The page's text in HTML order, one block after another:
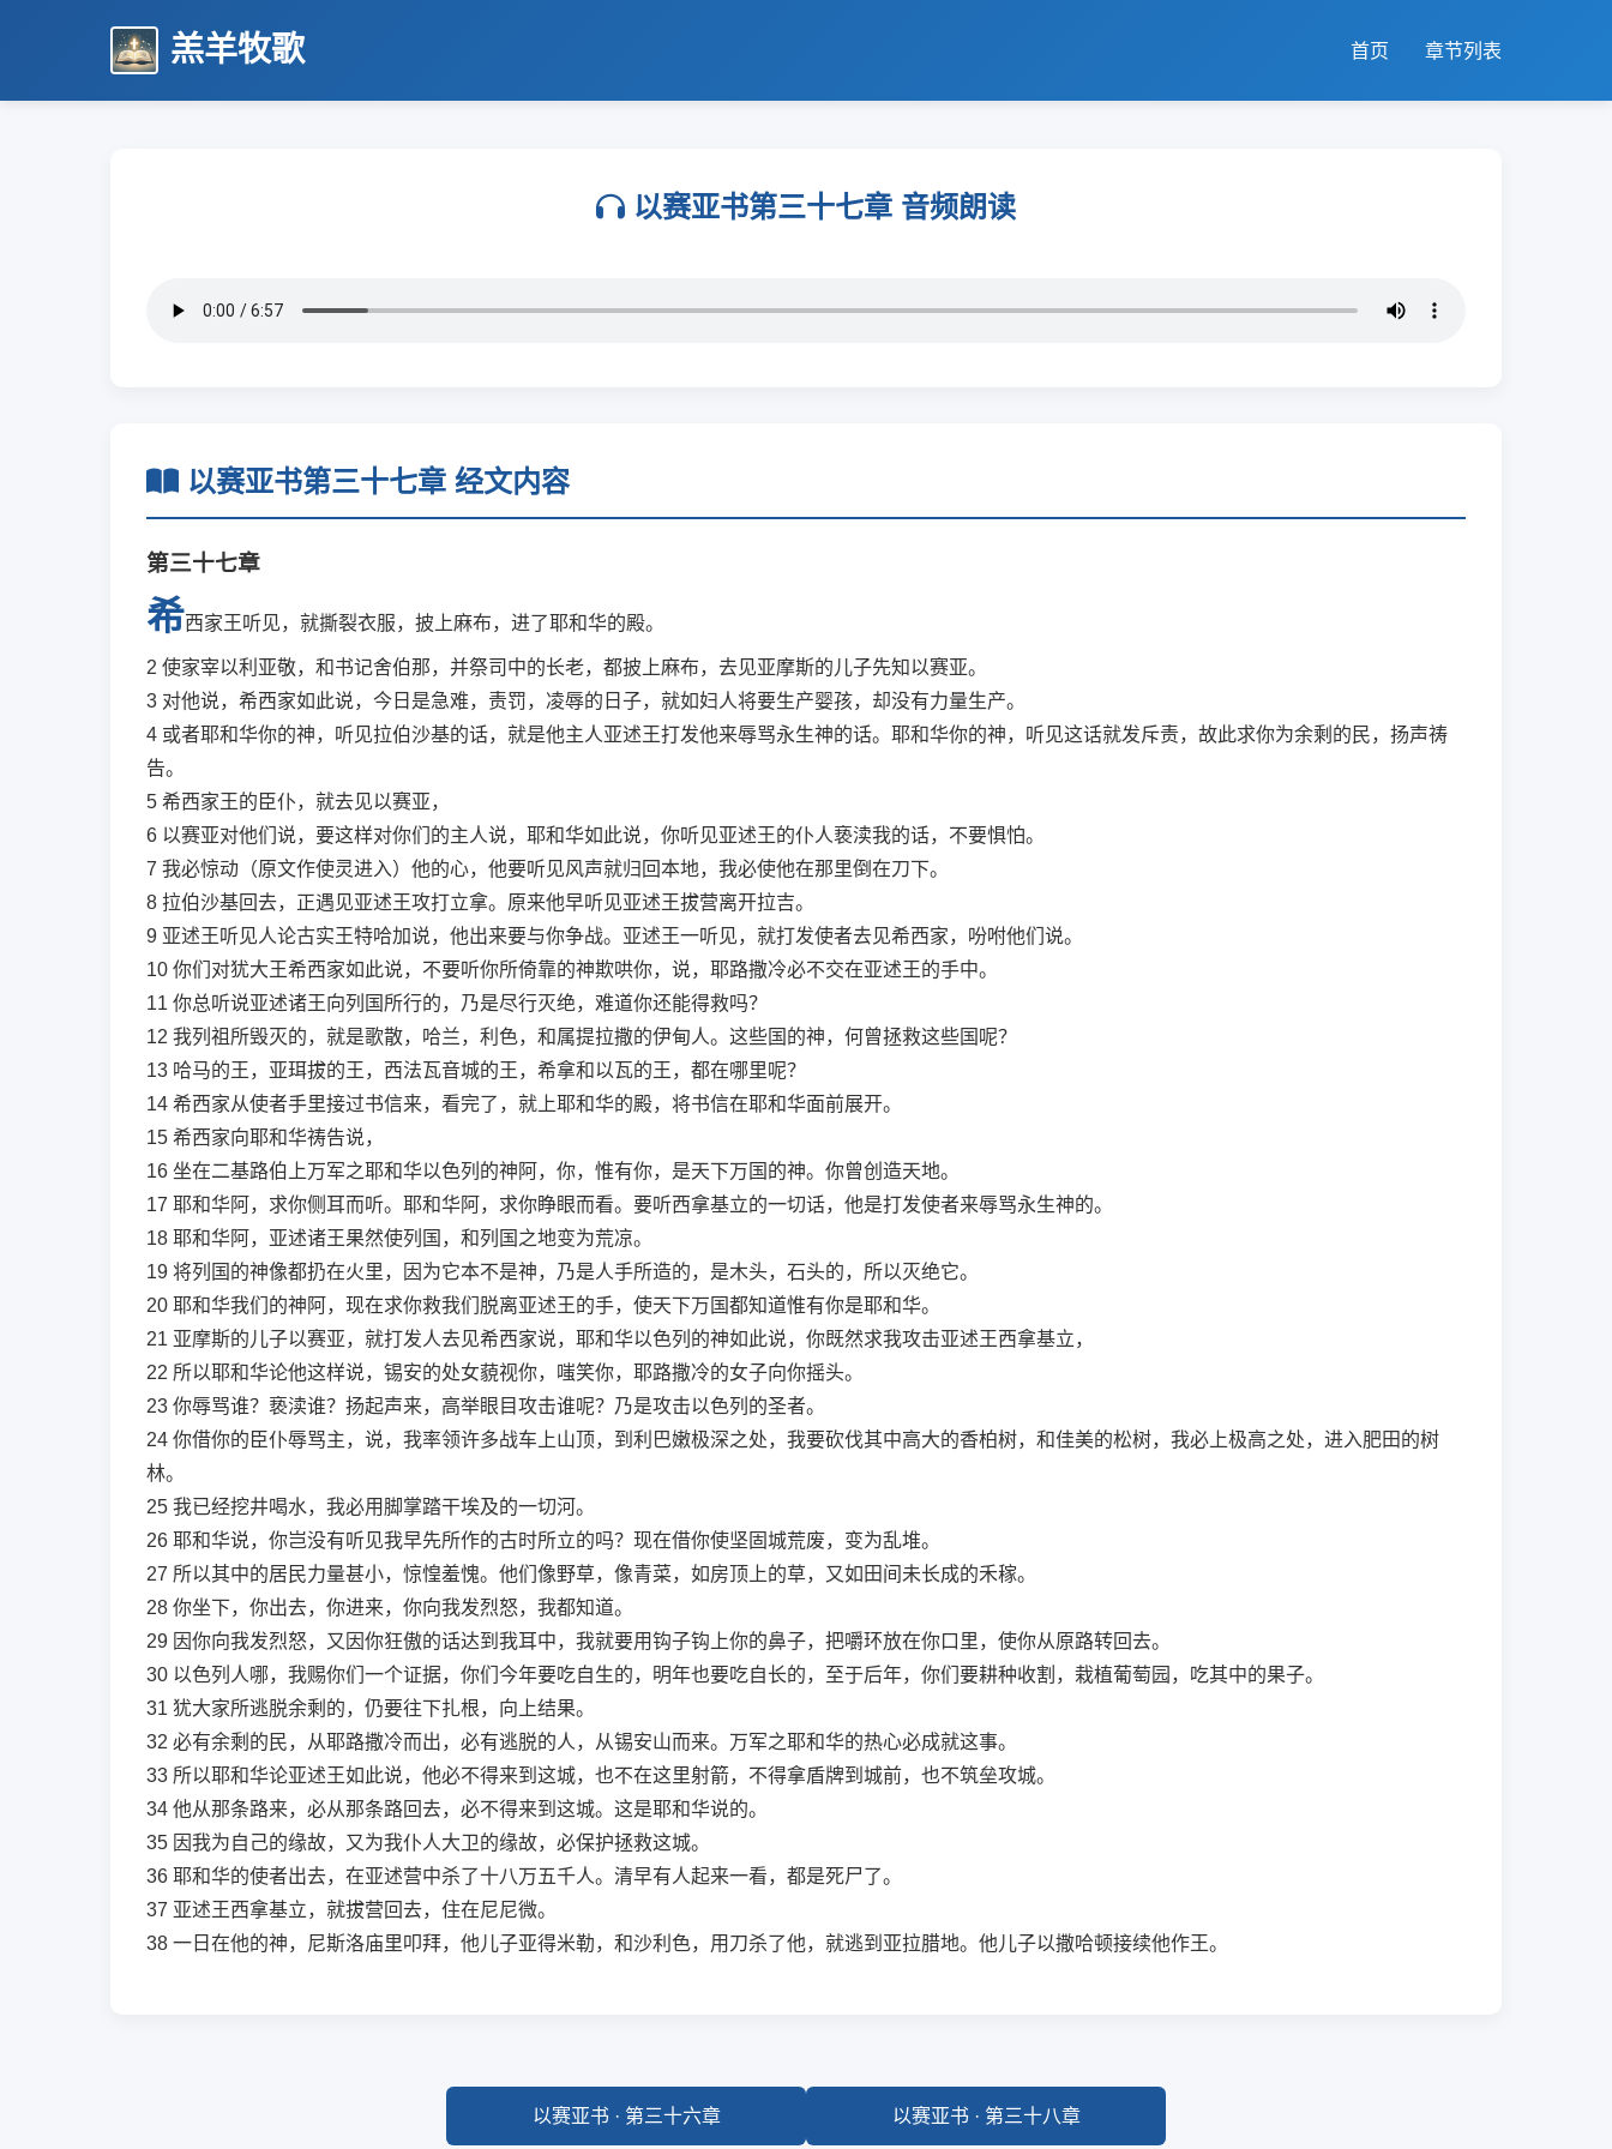
羔羊牧歌 首页 章节列表
以赛亚书第三十七章 音频朗读
以赛亚书第三十七章 经文内容
第三十七章
希西家王听见，就撕裂衣服，披上麻布，进了耶和华的殿。
2 使家宰以利亚敬，和书记舍伯那，并祭司中的长老，都披上麻布，去见亚摩斯的儿子先知以赛亚。
3 对他说，希西家如此说，今日是急难，责罚，凌辱的日子，就如妇人将要生产婴孩，却没有力量生产。
4 或者耶和华你的神，听见拉伯沙基的话，就是他主人亚述王打发他来辱骂永生神的话。耶和华你的神，听见这话就发斥责，故此求你为余剩的民，扬声祷
告。
5 希西家王的臣仆，就去见以赛亚，
6 以赛亚对他们说，要这样对你们的主人说，耶和华如此说，你听见亚述王的仆人亵渎我的话，不要惧怕。
7 我必惊动（原文作使灵进入）他的心，他要听见风声就归回本地，我必使他在那里倒在刀下。
8 拉伯沙基回去，正遇见亚述王攻打立拿。原来他早听见亚述王拔营离开拉吉。
9 亚述王听见人论古实王特哈加说，他出来要与你争战。亚述王一听见，就打发使者去见希西家，吩咐他们说。
10 你们对犹大王希西家如此说，不要听你所倚靠的神欺哄你，说，耶路撒冷必不交在亚述王的手中。
11 你总听说亚述诸王向列国所行的，乃是尽行灭绝，难道你还能得救吗？
12 我列祖所毁灭的，就是歌散，哈兰，利色，和属提拉撒的伊甸人。这些国的神，何曾拯救这些国呢？
13 哈马的王，亚珥拔的王，西法瓦音城的王，希拿和以瓦的王，都在哪里呢？
14 希西家从使者手里接过书信来，看完了，就上耶和华的殿，将书信在耶和华面前展开。
15 希西家向耶和华祷告说，
16 坐在二基路伯上万军之耶和华以色列的神阿，你，惟有你，是天下万国的神。你曾创造天地。
17 耶和华阿，求你侧耳而听。耶和华阿，求你睁眼而看。要听西拿基立的一切话，他是打发使者来辱骂永生神的。
18 耶和华阿，亚述诸王果然使列国，和列国之地变为荒凉。
19 将列国的神像都扔在火里，因为它本不是神，乃是人手所造的，是木头，石头的，所以灭绝它。
20 耶和华我们的神阿，现在求你救我们脱离亚述王的手，使天下万国都知道惟有你是耶和华。
21 亚摩斯的儿子以赛亚，就打发人去见希西家说，耶和华以色列的神如此说，你既然求我攻击亚述王西拿基立，
22 所以耶和华论他这样说，锡安的处女藐视你，嗤笑你，耶路撒冷的女子向你摇头。
23 你辱骂谁？亵渎谁？扬起声来，高举眼目攻击谁呢？乃是攻击以色列的圣者。
24 你借你的臣仆辱骂主，说，我率领许多战车上山顶，到利巴嫩极深之处，我要砍伐其中高大的香柏树，和佳美的松树，我必上极高之处，进入肥田的树
林。
25 我已经挖井喝水，我必用脚掌踏干埃及的一切河。
26 耶和华说，你岂没有听见我早先所作的古时所立的吗？现在借你使坚固城荒废，变为乱堆。
27 所以其中的居民力量甚小，惊惶羞愧。他们像野草，像青菜，如房顶上的草，又如田间未长成的禾稼。
28 你坐下，你出去，你进来，你向我发烈怒，我都知道。
29 因你向我发烈怒，又因你狂傲的话达到我耳中，我就要用钩子钩上你的鼻子，把嚼环放在你口里，使你从原路转回去。
30 以色列人哪，我赐你们一个证据，你们今年要吃自生的，明年也要吃自长的，至于后年，你们要耕种收割，栽植葡萄园，吃其中的果子。
31 犹大家所逃脱余剩的，仍要往下扎根，向上结果。
32 必有余剩的民，从耶路撒冷而出，必有逃脱的人，从锡安山而来。万军之耶和华的热心必成就这事。
33 所以耶和华论亚述王如此说，他必不得来到这城，也不在这里射箭，不得拿盾牌到城前，也不筑垒攻城。
34 他从那条路来，必从那条路回去，必不得来到这城。这是耶和华说的。
35 因我为自己的缘故，又为我仆人大卫的缘故，必保护拯救这城。
36 耶和华的使者出去，在亚述营中杀了十八万五千人。清早有人起来一看，都是死尸了。
37 亚述王西拿基立，就拔营回去，住在尼尼微。
38 一日在他的神，尼斯洛庙里叩拜，他儿子亚得米勒，和沙利色，用刀杀了他，就逃到亚拉腊地。他儿子以撒哈顿接续他作王。
以赛亚书 · 第三十六章 以赛亚书 · 第三十八章